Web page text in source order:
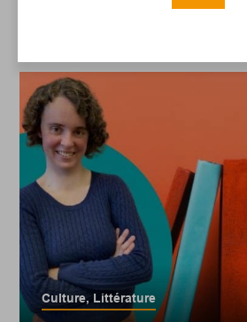
Culture, Littérature